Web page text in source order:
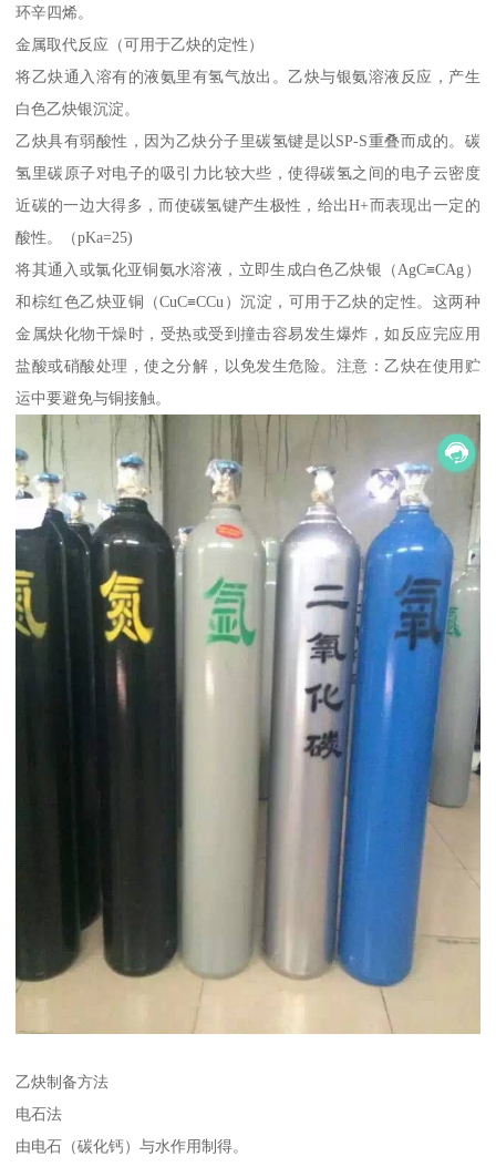
环辛四烯。
金属取代反应（可用于乙炔的定性）
将乙炔通入溶有的液氨里有氢气放出。乙炔与银氨溶液反应，产生
白色乙炔银沉淀。
乙炔具有弱酸性，因为乙炔分子里碳氢键是以SP-S重叠而成的。碳
氢里碳原子对电子的吸引力比较大些，使得碳氢之间的电子云密度
近碳的一边大得多，而使碳氢键产生极性，给出H+而表现出一定的
酸性。（pKa=25)
将其通入或氯化亚铜氨水溶液，立即生成白色乙炔银（AgC≡CAg）
和棕红色乙炔亚铜（CuC≡CCu）沉淀，可用于乙炔的定性。这两种
金属炔化物干燥时，受热或受到撞击容易发生爆炸，如反应完应用
盐酸或硝酸处理，使之分解，以免发生危险。注意：乙炔在使用贮
运中要避免与铜接触。
乙炔制备方法
电石法
由电石（碳化钙）与水作用制得。